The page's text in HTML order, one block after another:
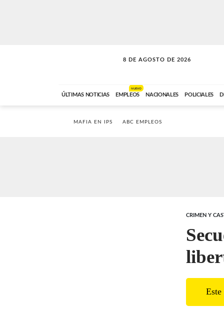
8 DE AGOSTO DE 2026
CONEXIÓN ROMANCE
ÚLTIMAS NOTICIAS EMPLEOS
NUEVO
NACIONALES POLICIALES
MAFIA EN IPS ABC EMPLEOS
CRIMEN Y